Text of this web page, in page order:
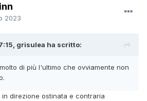
2023
grisulea ha scritto:
di più l'ultimo che ovviamente non
in direzione ostinata e contraria